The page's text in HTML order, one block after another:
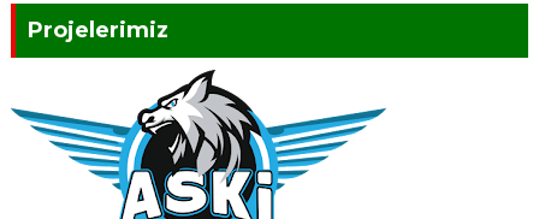
Projelerimiz